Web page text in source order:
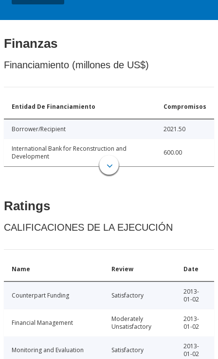
Finanzas
Financiamiento (millones de US$)
Entidad De Financiamiento Compromisos
Borrower/Recipient 2021.50
International Bank for Reconstruction and
Development
600.00
Ratings
CALIFICACIONES DE LA EJECUCIÓN
Name Review Date
Counterpart Funding Satisfactory
2013-
01-02
Financial Management
Moderately
Unsatisfactory
2013-
01-02
Monitoring and Evaluation Satisfactory
2013-
01-02